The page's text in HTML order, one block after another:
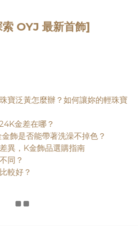
OYJ 最新首飾]
寶泛黃怎麼辦？如何讓妳的輕珠寶
金差在哪？
飾是否能帶著洗澡不掉色？
異，K金飾品選購指南
同？
較好？